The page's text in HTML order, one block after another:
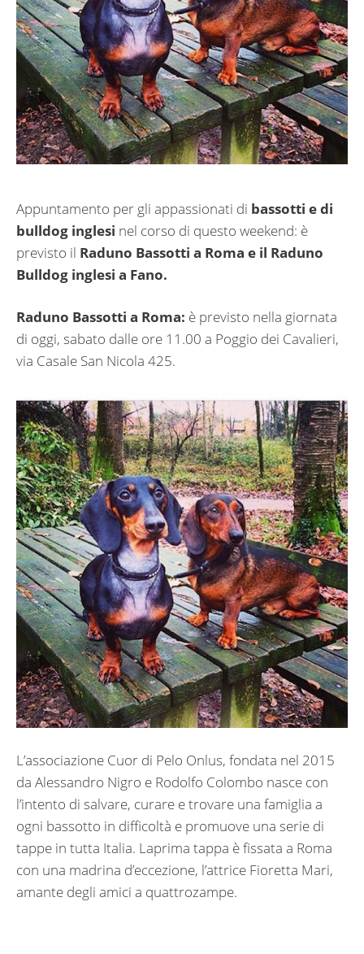
Appuntamento per gli appassionati di bassotti e di
bulldog inglesi nel corso di questo weekend: è
previsto il Raduno Bassotti a Roma e il Raduno
Bulldog inglesi a Fano.
Raduno Bassotti a Roma: è previsto nella giornata
di oggi, sabato dalle ore 11.00 a Poggio dei Cavalieri,
via Casale San Nicola 425.
L’associazione Cuor di Pelo Onlus, fondata nel 2015
da Alessandro Nigro e Rodolfo Colombo nasce con
l’intento di salvare, curare e trovare una famiglia a
ogni bassotto in difficoltà e promuove una serie di
tappe in tutta Italia. Laprima tappa è fissata a Roma
con una madrina d’eccezione, l’attrice Fioretta Mari,
amante degli amici a quattrozampe.